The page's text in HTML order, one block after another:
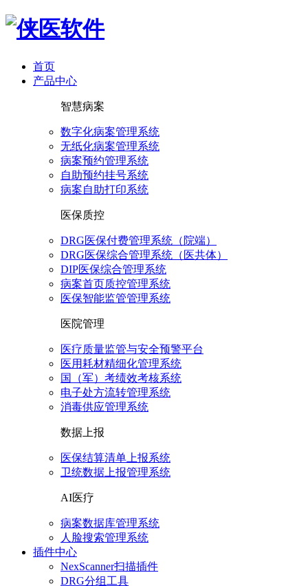
首页
产品中心
智慧病案
数字化病案管理系统
无纸化病案管理系统
病案预约管理系统
自助预约挂号系统
病案自助打印系统
医保质控
DRG医保付费管理系统（院端）
DRG医保综合管理系统（医共体）
DIP医保综合管理系统
病案首页质控管理系统
医保智能监管管理系统
医院管理
医疗质量监管与安全预警平台
医用耗材精细化管理系统
国（军）考绩效考核系统
电子处方流转管理系统
消毒供应管理系统
数据上报
医保结算清单上报系统
卫统数据上报管理系统
AI医疗
病案数据库管理系统
人脸搜索管理系统
插件中心
NexScanner扫描插件
DRG分组工具